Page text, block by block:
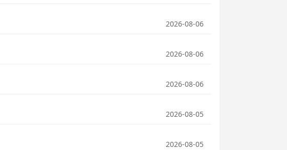
2026-08-06
2026-08-06
2026-08-06
2026-08-05
2026-08-05